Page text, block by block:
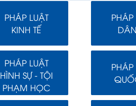
PHÁP LUẬT
KINH TẾ
PHÁP
PHÁP LUẬT
HÌNH SỰ - TỘI
PHẠM HỌC
PHÁP